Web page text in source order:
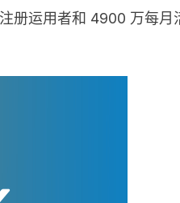
册运用者和 4900 万每月